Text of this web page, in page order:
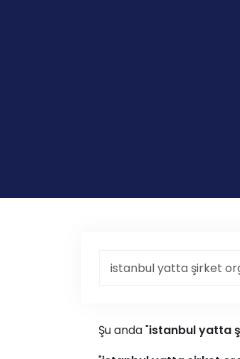
Şu anda "istanbul yatta